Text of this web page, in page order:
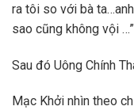
ra tôi so với bà
sao cũng không vội …”
Sau đó Uông Chính
Mạc Khởi nhìn theo